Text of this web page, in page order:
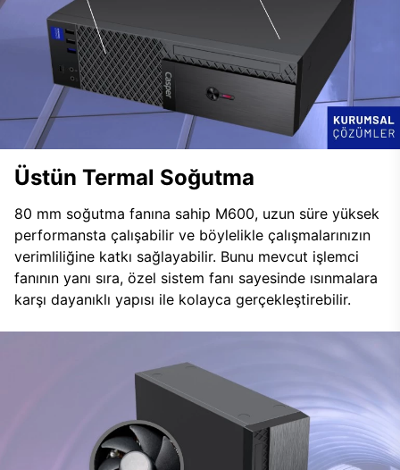
Üstün Termal Soğutma
80 mm soğutma fanına sahip M600, uzun süre yüksek
performansta çalışabilir ve böylelikle çalışmalarınızın
verimliliğine katkı sağlayabilir. Bunu mevcut işlemci
fanının yanı sıra, özel sistem fanı sayesinde ısınmalara
karşı dayanıklı yapısı ile kolayca gerçekleştirebilir.